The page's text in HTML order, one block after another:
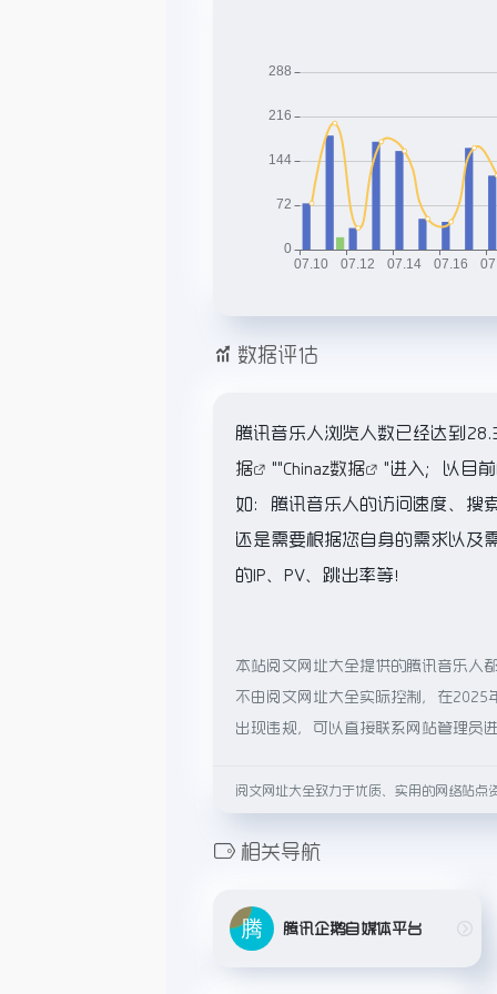
数据评估
腾讯音乐人浏览人数已经达到
据
""Chinaz数据
"进入；以目
如：腾讯音乐人的访问速度、搜
还是需要根据您自身的需求以及
的IP、PV、跳出率等！
本站阅文网址大全提供的腾讯音乐人
不由阅文网址大全实际控制，在2025
出现违规，可以直接联系网站管理员
阅文网址大全致力于优质、实用的网络站点
相关导航
腾讯企鹅自媒体平台